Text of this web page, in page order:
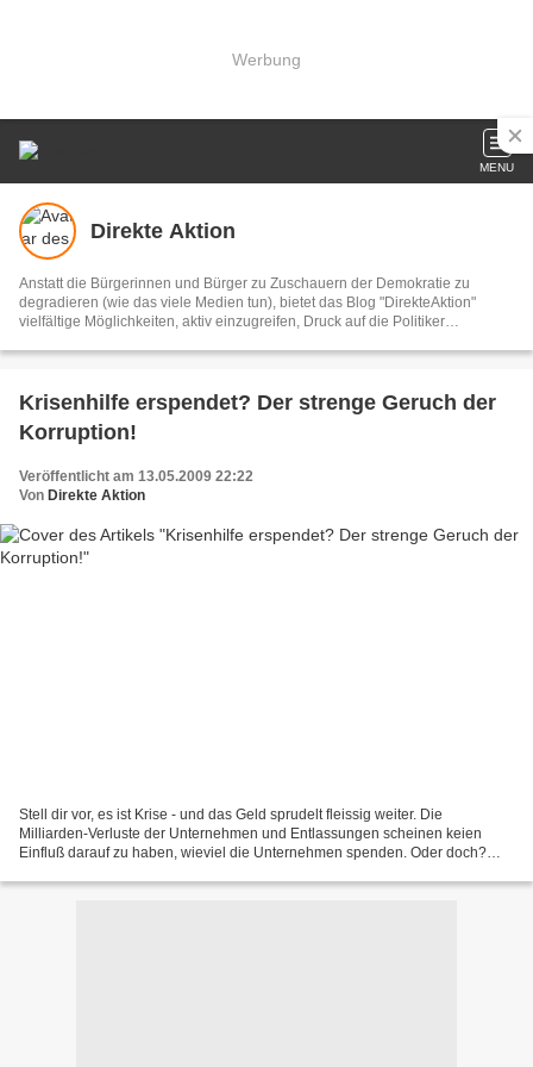
Werbung
MENU
Direkte Aktion
Anstatt die Bürgerinnen und Bürger zu Zuschauern der Demokratie zu
degradieren (wie das viele Medien tun), bietet das Blog "DirekteAktion"
vielfältige Möglichkeiten, aktiv einzugreifen, Druck auf die Politiker
können alle LeserInnen unterstützen, indem sie bei den Aktionen mitmachen
demokratisch und konstruktiv.
Krisenhilfe erspendet? Der strenge Geruch der
Korruption!
Veröffentlicht am 13.05.2009 22:22
Von Direkte Aktion
Stell dir vor, es ist Krise - und das Geld sprudelt fleissig weiter. Die
Milliarden-Verluste der Unternehmen und Entlassungen scheinen keien
Einfluß darauf zu haben, wieviel die Unternehmen spenden. Oder doch?